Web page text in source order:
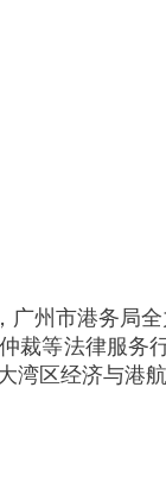
广州市港务局
裁等法律服务
湾区经济与港